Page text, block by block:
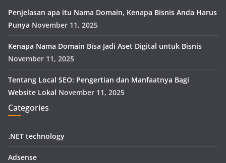
Penjelasan apa itu Nama Domain, Kenapa Bisnis Anda Harus
Punya November 11, 2025
Kenapa Nama Domain Bisa Jadi Aset Digital untuk Bisnis
November 11, 2025
Tentang Local SEO: Pengertian dan Manfaatnya Bagi
Website Lokal November 11, 2025
Categories
.NET technology
Adsense